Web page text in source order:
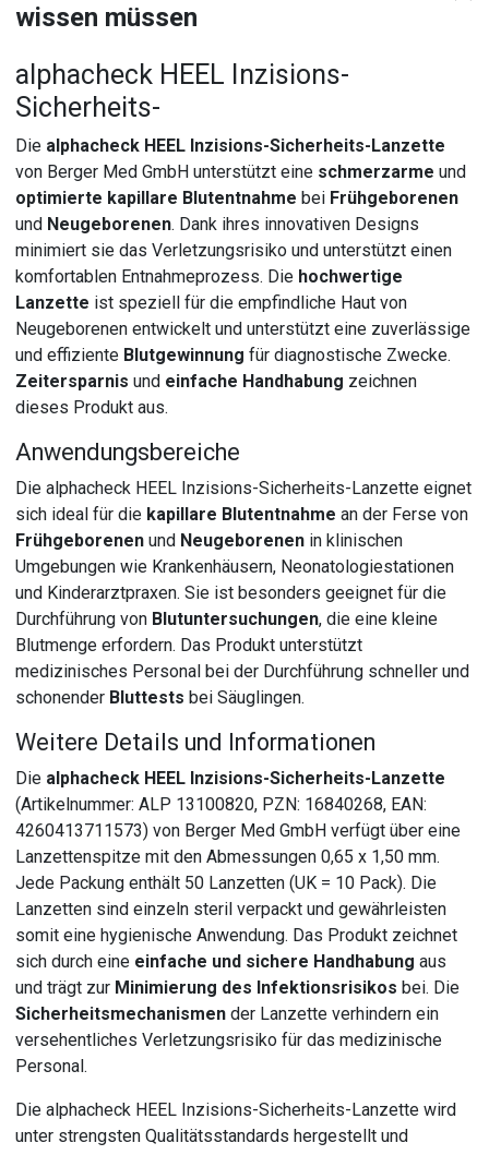
wissen müssen
alphacheck HEEL Inzisions-
Sicherheits-
Die alphacheck HEEL Inzisions-Sicherheits-Lanzette
von Berger Med GmbH unterstützt eine schmerzarme und
optimierte kapillare Blutentnahme bei Frühgeborenen
und Neugeborenen. Dank ihres innovativen Designs
minimiert sie das Verletzungsrisiko und unterstützt einen
komfortablen Entnahmeprozess. Die hochwertige
Lanzette ist speziell für die empfindliche Haut von
Neugeborenen entwickelt und unterstützt eine zuverlässige
und effiziente Blutgewinnung für diagnostische Zwecke.
Zeitersparnis und einfache Handhabung zeichnen
dieses Produkt aus.
Anwendungsbereiche
Die alphacheck HEEL Inzisions-Sicherheits-Lanzette eignet
sich ideal für die kapillare Blutentnahme an der Ferse von
Frühgeborenen und Neugeborenen in klinischen
Umgebungen wie Krankenhäusern, Neonatologiestationen
und Kinderarztpraxen. Sie ist besonders geeignet für die
Durchführung von Blutuntersuchungen, die eine kleine
Blutmenge erfordern. Das Produkt unterstützt
medizinisches Personal bei der Durchführung schneller und
schonender Bluttests bei Säuglingen.
Weitere Details und Informationen
Die alphacheck HEEL Inzisions-Sicherheits-Lanzette
(Artikelnummer: ALP 13100820, PZN: 16840268, EAN:
4260413711573) von Berger Med GmbH verfügt über eine
Lanzettenspitze mit den Abmessungen 0,65 x 1,50 mm.
Jede Packung enthält 50 Lanzetten (UK = 10 Pack). Die
Lanzetten sind einzeln steril verpackt und gewährleisten
somit eine hygienische Anwendung. Das Produkt zeichnet
sich durch eine einfache und sichere Handhabung aus
und trägt zur Minimierung des Infektionsrisikos bei. Die
Sicherheitsmechanismen der Lanzette verhindern ein
versehentliches Verletzungsrisiko für das medizinische
Personal.
Die alphacheck HEEL Inzisions-Sicherheits-Lanzette wird
unter strengsten Qualitätsstandards hergestellt und